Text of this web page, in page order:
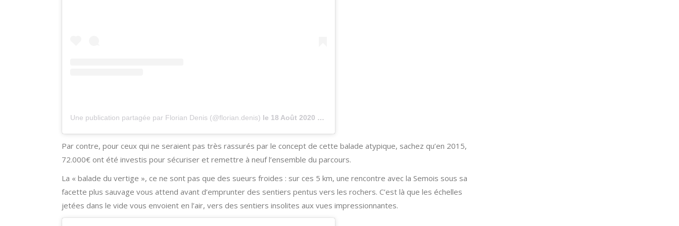
Une publication partagée par Florian Denis (@florian.denis) le 18 Août 2020 à 3 :50 PDT
Par contre, pour ceux qui ne seraient pas très rassurés par le concept de cette balade atypique, sachez qu’en 2015,
72.000€ ont été investis pour sécuriser et remettre à neuf l’ensemble du parcours.
La « balade du vertige », ce ne sont pas que des sueurs froides : sur ces 5 km, une rencontre avec la Semois sous sa
facette plus sauvage vous attend avant d’emprunter des sentiers pentus vers les rochers. C’est là que les échelles
jetées dans le vide vous envoient en l’air, vers des sentiers insolites aux vues impressionnantes.